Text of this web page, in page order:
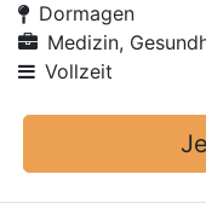
Dormagen
Medizin,
Vollzeit